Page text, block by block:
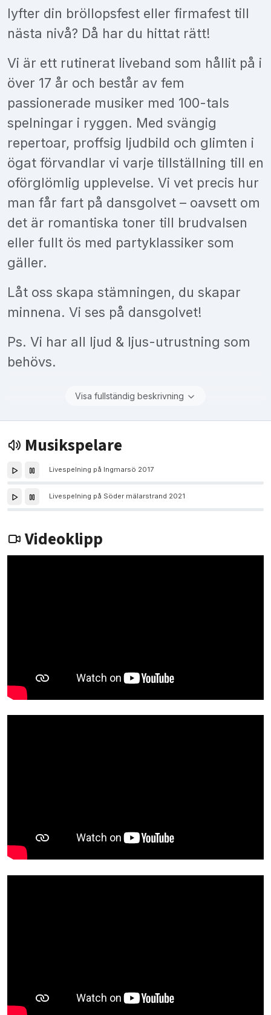
lyfter din bröllopsfest eller firmafest till
nästa nivå? Då har du hittat rätt!
Vi är ett rutinerat liveband som hållit på i
över 17 år och består av fem
passionerade musiker med 100-tals
spelningar i ryggen. Med svängig
repertoar, proffsig ljudbild och glimten i
ögat förvandlar vi varje tillställning till en
oförglömlig upplevelse. Vi vet precis hur
man får fart på dansgolvet – oavsett om
det är romantiska toner till brudvalsen
eller fullt ös med partyklassiker som
gäller.
Låt oss skapa stämningen, du skapar
minnena. Vi ses på dansgolvet!
Ps. Vi har all ljud & ljus-utrustning som
behövs.
Visa fullständig beskrivning
Musikspelare
Livespelning på Ingmarsö 2017
Livespelning på Söder mälarstrand 2021
Videoklipp